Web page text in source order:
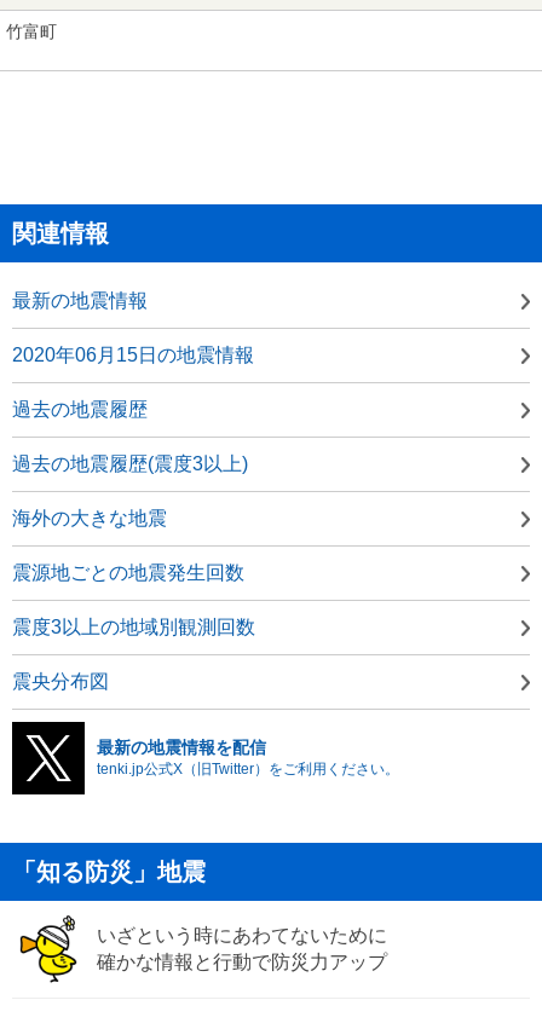
竹富町
関連情報
最新の地震情報
2020年06月15日の地震情報
過去の地震履歴
過去の地震履歴(震度3以上)
海外の大きな地震
震源地ごとの地震発生回数
震度3以上の地域別観測回数
震央分布図
最新の地震情報を配信
tenki.jp公式X（旧Twitter）をご利用ください。
「知る防災」地震
いざという時にあわてないために
確かな情報と行動で防災力アップ